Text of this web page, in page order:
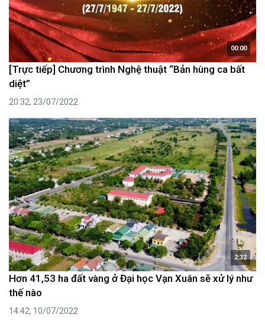
00:00
[Trực tiếp] Chương trình Nghệ thuật “Bản hùng ca bất
diệt”
20:32, 23/07/2022
2:32
Hơn 41,53 ha đất vàng ở Đại học Vạn Xuân sẽ xử lý như
thế nào
14:42, 10/07/2022